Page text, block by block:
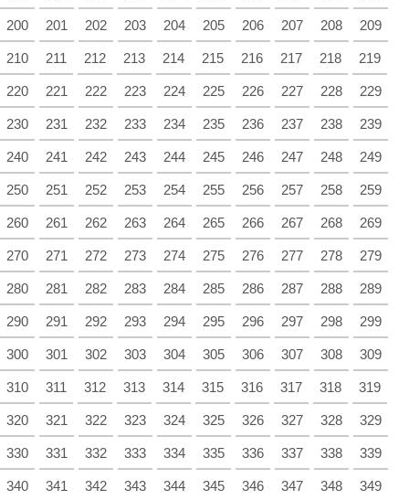
200 201 202 203 204 205 206 207 208 209
210 211 212 213 214 215 216 217 218 219
220 221 222 223 224 225 226 227 228 229
230 231 232 233 234 235 236 237 238 239
240 241 242 243 244 245 246 247 248 249
250 251 252 253 254 255 256 257 258 259
260 261 262 263 264 265 266 267 268 269
270 271 272 273 274 275 276 277 278 279
280 281 282 283 284 285 286 287 288 289
290 291 292 293 294 295 296 297 298 299
300 301 302 303 304 305 306 307 308 309
310 311 312 313 314 315 316 317 318 319
320 321 322 323 324 325 326 327 328 329
330 331 332 333 334 335 336 337 338 339
340 341 342 343 344 345 346 347 348 349